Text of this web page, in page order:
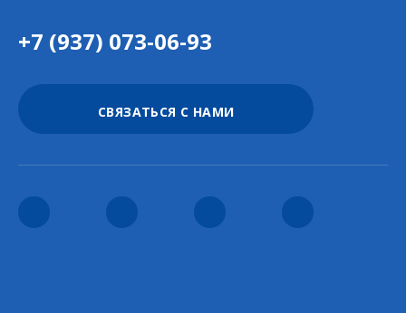
+7 (937) 073-06-93
СВЯЗАТЬСЯ С НАМИ